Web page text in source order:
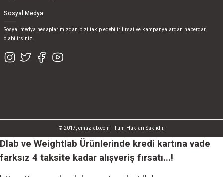
Sosyal Medya
Sosyal medya hesaplarımızdan bizi takip edebilir fırsat ve kampanyalardan haberdar
olabilirsiniz.
© 2017, cihazlab.com - Tüm Hakları Saklıdır.
Dlab ve Weightlab Ürünlerinde kredi kartına vade
farksız 4 taksite kadar alışveriş fırsatı...!